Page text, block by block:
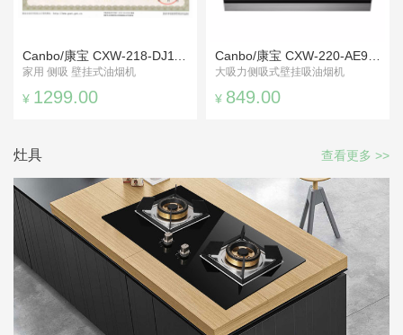
家用 侧吸 壁挂式油烟机
¥ 1299.00
大吸力侧吸式壁挂吸油烟机
¥ 849.00
灶具 查看更多 >>